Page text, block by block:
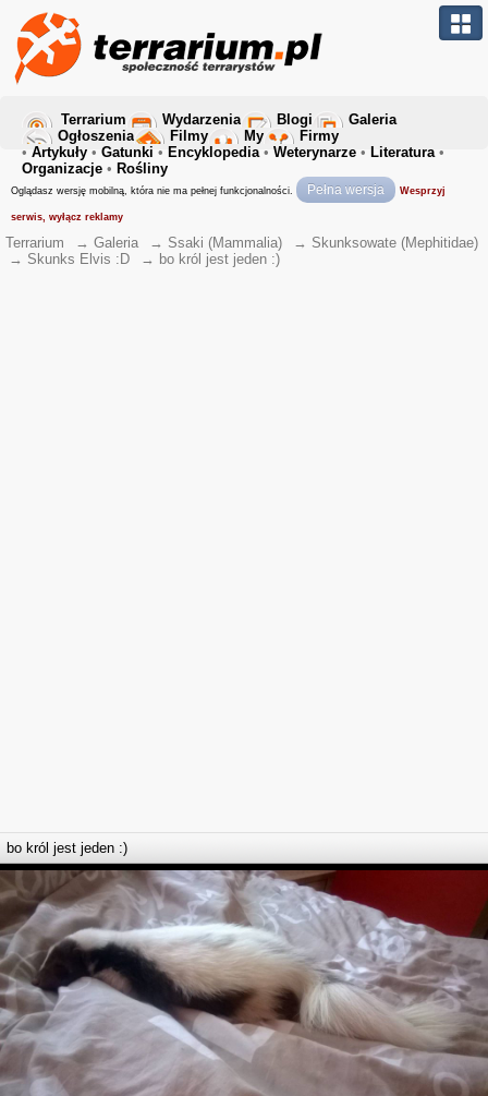
Terrarium Wydarzenia Blogi
Galeria
Ogłoszenia
Filmy My
Firmy
• Artykuły • Gatunki • Encyklopedia• Weterynarze • Literatura•
Organizacje • Rośliny
Oglądasz wersję mobilną, która nie ma pełnej funkcjonalności. Pełna wersja Wesprzyj
serwis, wyłącz reklamy
Terrarium → Galeria → Ssaki (Mammalia) → Skunksowate (Mephitidae)
→ Skunks Elvis :D → bo król jest jeden :)
bo król jest jeden :)